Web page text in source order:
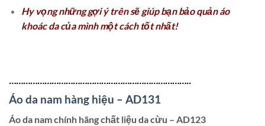
Hy vọng những gợi ý trên sẽ giúp bạn bảo quản áo
khoác da của mình một cách tốt nhất!
…………………………………………………………………..
Áo da nam hàng hiệu – AD131
Áo da nam chính hãng chất liệu da cừu – AD123